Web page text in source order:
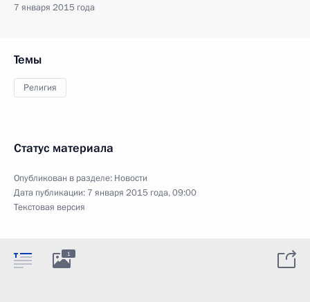
7 января 2015 года
Темы
Религия
Статус материала
Опубликован в разделе: Новости
Дата публикации: 7 января 2015 года, 09:00
Текстовая версия
1